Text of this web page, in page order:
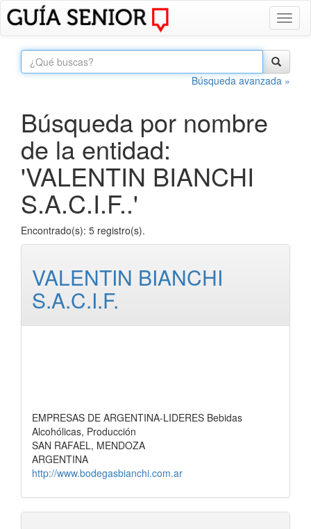
Búsqueda avanzada »
Búsqueda por nombre
de la entidad:
'VALENTIN BIANCHI
S.A.C.I.F..'
Encontrado(s): 5 registro(s).
VALENTIN BIANCHI
S.A.C.I.F.
EMPRESAS DE ARGENTINA-LIDERES Bebidas
Alcohólicas, Producción
SAN RAFAEL, MENDOZA
ARGENTINA
http://www.bodegasbianchi.com.ar